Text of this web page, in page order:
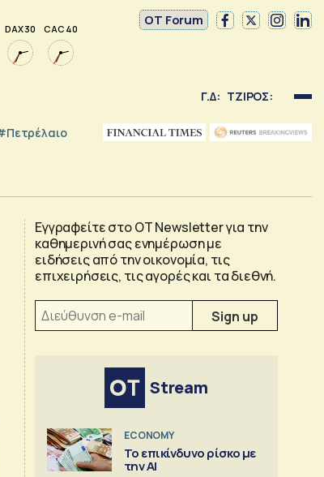
DAX 30 CAC 40
OT Forum
Γ.Δ: ΤΖΙΡΟΣ:
Εγγραφείτε στο OT Newsletter για την
καθημερινή σας ενημέρωση με
ειδήσεις από την οικονομία, τις
επιχειρήσεις, τις αγορές και τα διεθνή.
Stream
ECONOMY
Το επικίνδυνο ρίσκο με
την ΑΙ